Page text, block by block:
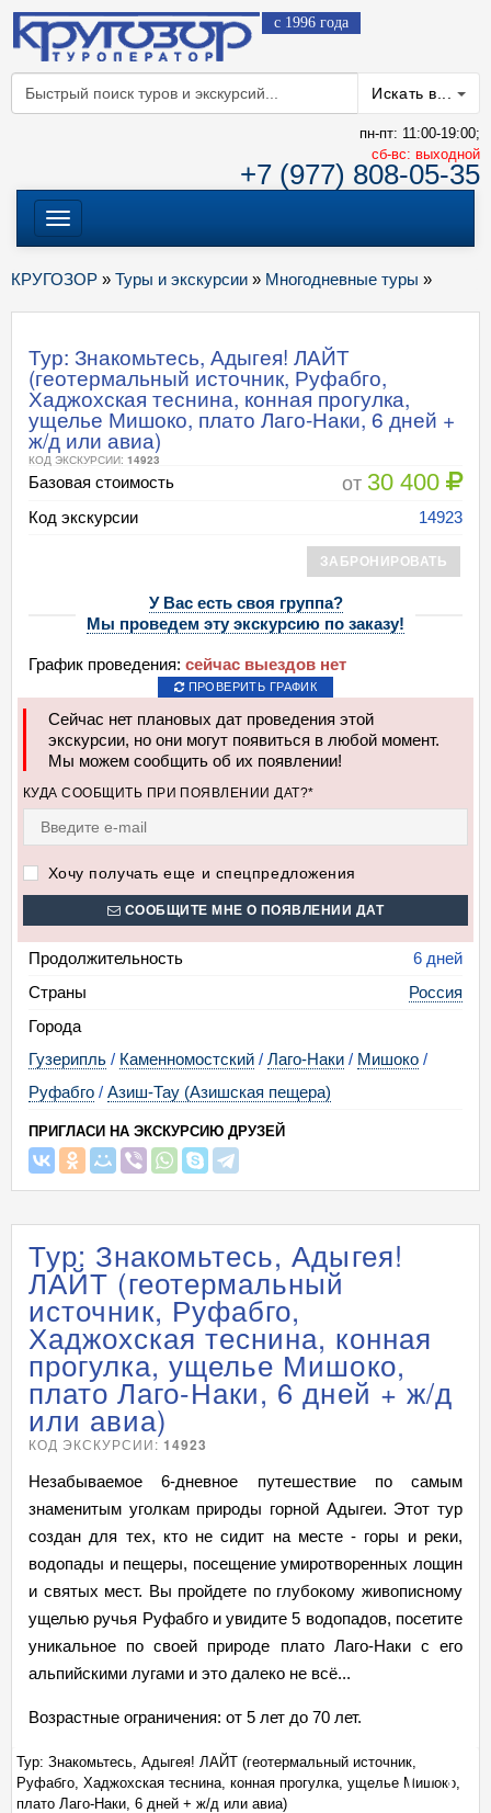
с 1996 года
Искать в...
пн-пт: 11:00-19:00;
cб-вс: выходной
+7 (977) 808-05-35
Меню
КРУГОЗОР » Туры и экскурсии » Многодневные туры »
Тур: Знакомьтесь, Адыгея! ЛАЙТ
(геотермальный источник, Руфабго,
Хаджохская теснина, конная прогулка,
ущелье Мишоко, плато Лаго-Наки, 6 дней +
ж/д или авиа)
КОД ЭКСКУРСИИ: 14923
Базовая стоимость от 30 400
Код экскурсии 14923
ЗАБРОНИРОВАТЬ
У Вас есть своя группа?
Мы проведем эту экскурсию по заказу!
График проведения: сейчас выездов нет
ПРОВЕРИТЬ ГРАФИК
Сейчас нет плановых дат проведения этой
экскурсии, но они могут появиться в любой момент.
Мы можем сообщить об их появлении!
КУДА СООБЩИТЬ ПРИ ПОЯВЛЕНИИ ДАТ?*
Хочу получать еще и спецпредложения
СООБЩИТЕ МНЕ О ПОЯВЛЕНИИ ДАТ
Продолжительность
6 дней
Страны
Россия
Города
Гузерипль / Каменномостский / Лаго-Наки / Мишоко /
Руфабго / Азиш-Тау (Азишская пещера)
ПРИГЛАСИ НА ЭКСКУРСИЮ ДРУЗЕЙ
Тур: Знакомьтесь, Адыгея!
ЛАЙТ (геотермальный
источник, Руфабго,
Хаджохская теснина, конная
прогулка, ущелье Мишоко,
плато Лаго-Наки, 6 дней + ж/д
или авиа)
КОД ЭКСКУРСИИ: 14923
Незабываемое 6-дневное путешествие по самым
знаменитым уголкам природы горной Адыгеи. Этот тур
создан для тех, кто не сидит на месте - горы и реки,
водопады и пещеры, посещение умиротворенных лощин
и святых мест. Вы пройдете по глубокому живописному
ущелью ручья Руфабго и увидите 5 водопадов, посетите
уникальное по своей природе плато Лаго-Наки с его
альпийскими лугами и это далеко не всё...
Возрастные ограничения: от 5 лет до 70 лет.
+
Тур: Знакомьтесь, Адыгея! ЛАЙТ (геотермальный источник,
Руфабго, Хаджохская теснина, конная прогулка, ущелье Мишоко,
плато Лаго-Наки, 6 дней + ж/д или авиа)